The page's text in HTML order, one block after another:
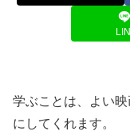
学ぶことは、よい
にしてくれます。